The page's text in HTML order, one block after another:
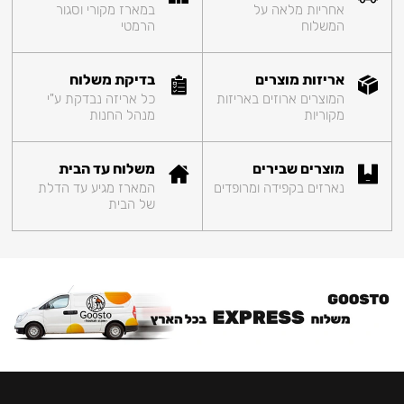
אחריות מלאה על
המשלוח
במארז מקורי וסגור
הרמטי
אריזות מוצרים
המוצרים ארוזים באריזות
מקוריות
בדיקת משלוח
כל אריזה נבדקת ע"י
מנהל החנות
מוצרים שבירים
נארזים בקפידה ומרופדים
משלוח עד הבית
המארז מגיע עד הדלת
של הבית